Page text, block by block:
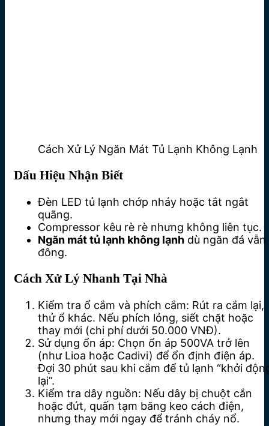
Cách Xử Lý Ngăn Mát Tủ Lạnh Không Lạnh
Dấu Hiệu Nhận Biết
Đèn LED tủ lạnh chớp nháy hoặc tắt ngắt
quãng.
Compressor kêu rè rè nhưng không liên tục.
Ngăn mát tủ lạnh không lạnh dù ngăn đá vẫn
đông.
Cách Xử Lý Nhanh Tại Nhà
Kiểm tra ổ cắm và phích cắm: Rút ra cắm lại,
thử ổ khác. Nếu phích lỏng, siết chặt hoặc
thay mới (chi phí dưới 50.000 VNĐ).
Sử dụng ổn áp: Chọn ổn áp 500VA trở lên
(như Lioa hoặc Cadivi) để ổn định điện áp.
Đợi 30 phút sau khi cắm để tủ lạnh “khởi
lại”.
Kiểm tra dây nguồn: Nếu dây bị chuột cắn
hoặc đứt, quấn tạm băng keo cách điện,
nhưng thay mới ngay để tránh cháy nổ.